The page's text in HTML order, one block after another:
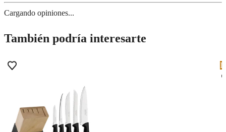
Cargando opiniones...
También podría interesarte